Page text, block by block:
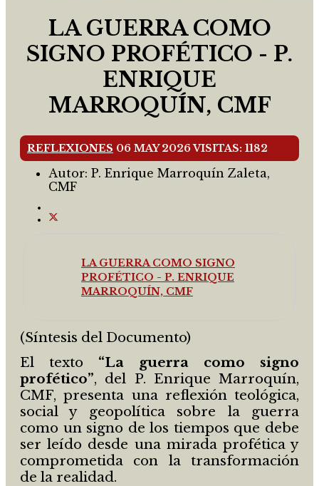
LA GUERRA COMO
SIGNO PROFÉTICO - P.
ENRIQUE
MARROQUÍN, CMF
REFLEXIONES 06 MAY 2026VISITAS: 1182
Autor: P. Enrique Marroquín Zaleta,
CMF
LA GUERRA COMO SIGNO
PROFÉTICO - P. ENRIQUE
MARROQUÍN, CMF
(Síntesis del Documento)
El texto “La guerra como signo
profético”, del P. Enrique Marroquín,
CMF, presenta una reflexión teológica,
social y geopolítica sobre la guerra
como un signo de los tiempos que debe
ser leído desde una mirada profética y
comprometida con la transformación
de la realidad.